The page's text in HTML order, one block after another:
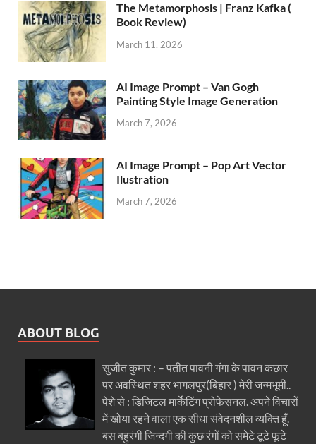
The Metamorphosis | Franz Kafka (
Book Review)
March 11, 2026
AI Image Prompt – Van Gogh
Painting Style Image Generation
March 7, 2026
AI Image Prompt – Pop Art Vector
Ilustration
March 7, 2026
ABOUT BLOG
सुजीत कुमार : – पतीत पावनी गंगा के पावन कछार
पर अवस्थित शहर भागलपुर(बिहार ) मेरी जन्मभूमी..
पेशे से : डिजिटल मार्केटिंग प्रोफेसनल. अपने विचारों
में खोया रहने वाला एक सीधा संवेदनशील व्यक्ति हूँ.
बस बहुरंगी जिन्दगी की कुछ रंगों को समेटे टूटे फूटे